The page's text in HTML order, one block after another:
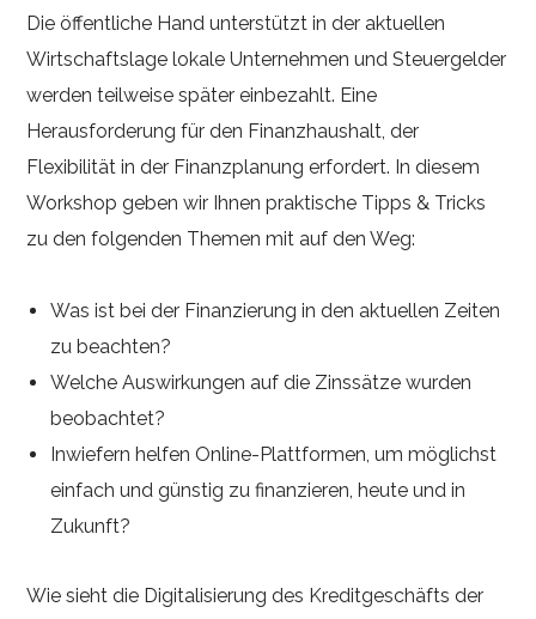
Die öffentliche Hand unterstützt in der aktuellen
Wirtschaftslage lokale Unternehmen und Steuergelder
werden teilweise später einbezahlt. Eine
Herausforderung für den Finanzhaushalt, der
Flexibilität in der Finanzplanung erfordert. In diesem
Workshop geben wir Ihnen praktische Tipps & Tricks
zu den folgenden Themen mit auf den Weg:
Was ist bei der Finanzierung in den aktuellen Zeiten
zu beachten?
Welche Auswirkungen auf die Zinssätze wurden
beobachtet?
Inwiefern helfen Online-Plattformen, um möglichst
einfach und günstig zu finanzieren, heute und in
Zukunft?
Wie sieht die Digitalisierung des Kreditgeschäfts der